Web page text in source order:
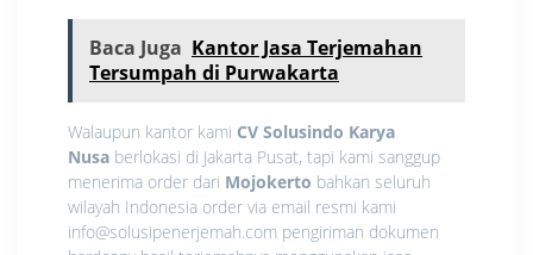
Baca Juga Kantor Jasa Terjemahan
Tersumpah di Purwakarta
Walaupun kantor kami CV Solusindo Karya
Nusa berlokasi di Jakarta Pusat, tapi kami sanggup
menerima order dari Mojokerto bahkan seluruh
wilayah Indonesia order via email resmi kami
info@solusipenerjemah.com pengiriman dokumen